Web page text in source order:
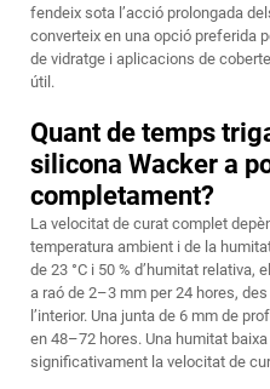
fendeix sota l’acció prolongada
converteix en una opció preferida
de vidratge i aplicacions de
útil.
Quant de temps
silicona Wacker a
completament?
La velocitat de curat complet
temperatura ambient i de la
de 23 °C i 50 % d’humitat
a raó de 2–3 mm per 24 hores,
l’interior. Una junta de 6 mm de
en 48–72 hores. Una humitat
significativament la velocitat de